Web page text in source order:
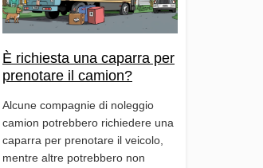
È richiesta una caparra per
prenotare il camion?
Alcune compagnie di noleggio
camion potrebbero richiedere una
caparra per prenotare il veicolo,
mentre altre potrebbero non